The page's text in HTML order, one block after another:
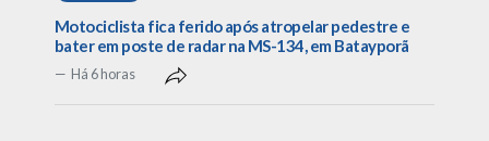
Motociclista fica ferido após atropelar pedestre e
bater em poste de radar na MS-134, em Batayporã
Há 6 horas